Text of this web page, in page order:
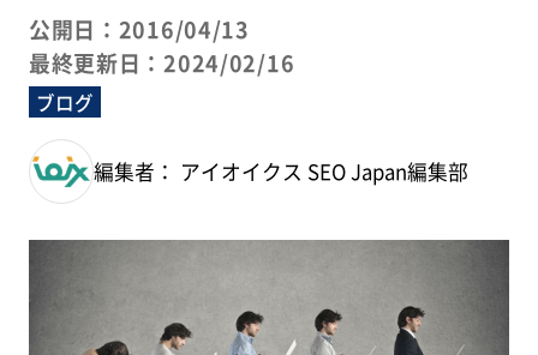
公開日：2016/04/13
最終更新日：2024/02/16
ブログ
編集者： アイオイクス SEO Japan編集部